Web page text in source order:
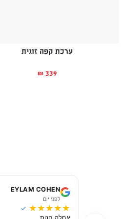
ערכת קפה זוגית
₪ 339
EYLAM COHEN
לפני יום
★
★
★
★
★
✓